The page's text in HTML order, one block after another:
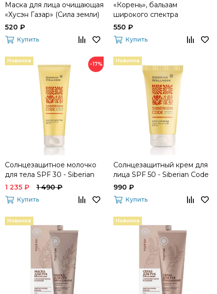
Маска для лица очищающая
«Хусэн Газар» (Сила земли)
520 ₽
Купить
«Корень», бальзам
широкого спектра
действия (Выиграй поездку
на Алтай +10 000 призов)
550 ₽
Купить
Новинка
−17%
Солнцезащитное молочко
для тела SPF 30 - Siberian
Code
1 235 ₽ 1 490 ₽
Купить
Новинка
Солнцезащитный крем для
лица SPF 50 - Siberian Code
990 ₽
Купить
Новинка Новинка